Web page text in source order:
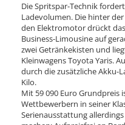
Die Spritspar-Technik
Ladevolumen. Die hinter
den Elektromotor drückt
Business-Limousine auf
zwei Getränkekisten und
Kleinwagens Toyota Yaris.
durch die zusätzliche Akku-
Kilo.
Mit 59 090 Euro Grundpreis
Wettbewerbern in seiner
Serienausstattung